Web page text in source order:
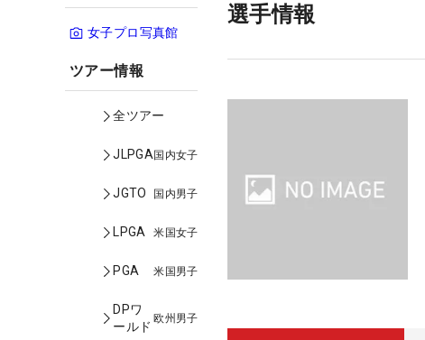
女子プロ写真館
ツアー情報
全ツアー
JLPGA国内女子
JGTO 国内男子
LPGA 米国女子
PGA 米国男子
DPワ
ールド
欧州男子
選手情報